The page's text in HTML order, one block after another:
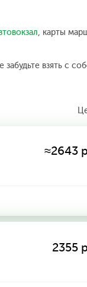
, карты
взять с
≈2643
2355